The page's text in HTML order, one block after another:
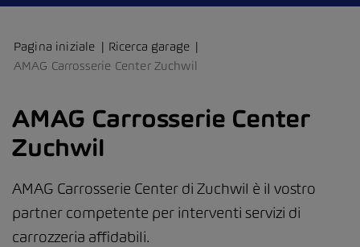
Pagina iniziale
Ricerca garage
AMAG Carrosserie Center Zuchwil
AMAG Carrosserie Center
Zuchwil
AMAG Carrosserie Center di Zuchwil è il vostro
partner competente per interventi servizi di
carrozzeria affidabili.